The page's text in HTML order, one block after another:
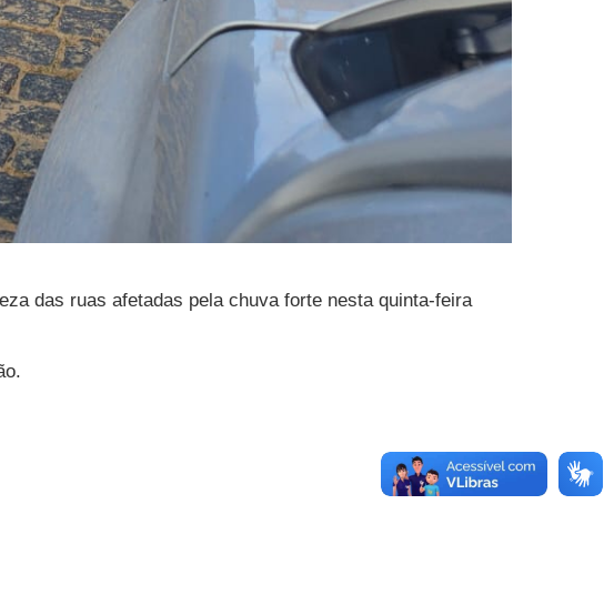
das ruas afetadas pela chuva forte nesta quinta-feira